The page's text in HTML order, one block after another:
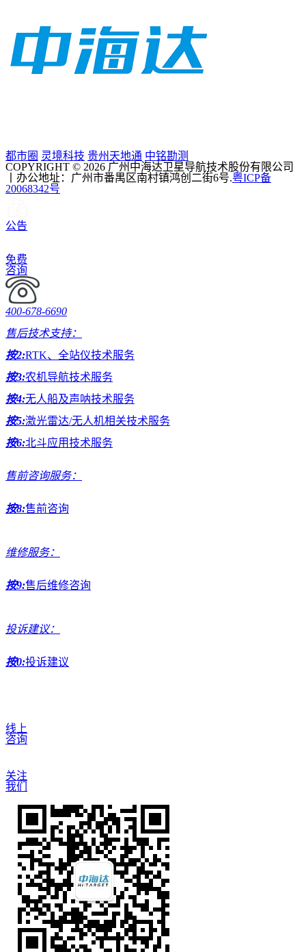
都市圈 灵境科技 贵州天地通 中铭勘测
COPYRIGHT © 2026 广州中海达卫星导航技术股份有限公司
丨办公地址：广州市番禺区南村镇鸿创二街6号.粤ICP备
20068342号
公告
免费
咨询
400-678-6690
售后技术支持：
按2:RTK、全站仪技术服务
按3:农机导航技术服务
按4:无人船及声呐技术服务
按5:激光雷达/无人机相关技术服务
按6:北斗应用技术服务
售前咨询服务：
按8:售前咨询
维修服务：
按9:售后维修咨询
投诉建议：
按0:投诉建议
线上
咨询
关注
我们